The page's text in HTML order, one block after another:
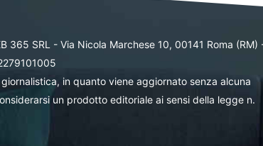
365 SRL - Via Nicola Marchese 10, 00141 Roma (RM)
in quanto viene aggiornato senza alcuna
un prodotto editoriale ai sensi della legge n.